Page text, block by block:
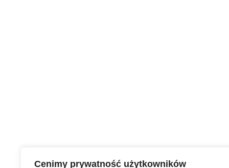
Cenimy prywatność użytkowników